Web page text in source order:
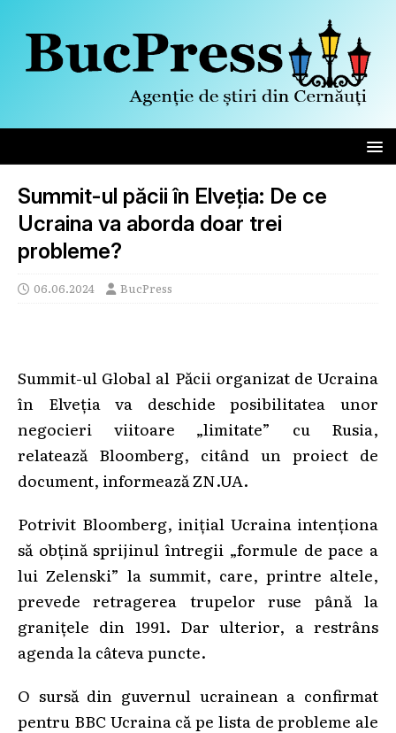
Summit-ul păcii în Elveția: De ce
Ucraina va aborda doar trei
probleme?
06.06.2024 BucPress
Summit-ul Global al Păcii organizat de Ucraina
în Elveția va deschide posibilitatea unor
negocieri viitoare „limitate” cu Rusia,
relatează Bloomberg, citând un proiect de
document, informează ZN.UA.
Potrivit Bloomberg, inițial Ucraina intenționa
să obțină sprijinul întregii „formule de pace a
lui Zelenski” la summit, care, printre altele,
prevede retragerea trupelor ruse până la
granițele din 1991. Dar ulterior, a restrâns
agenda la câteva puncte.
O sursă din guvernul ucrainean a confirmat
pentru BBC Ucraina că pe lista de probleme ale